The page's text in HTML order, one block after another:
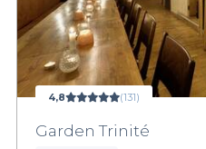
4,8 (131)
Garden Trinité